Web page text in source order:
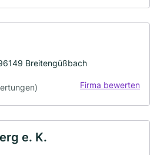
Breitengüßbach
Firma bewerten
e. K.